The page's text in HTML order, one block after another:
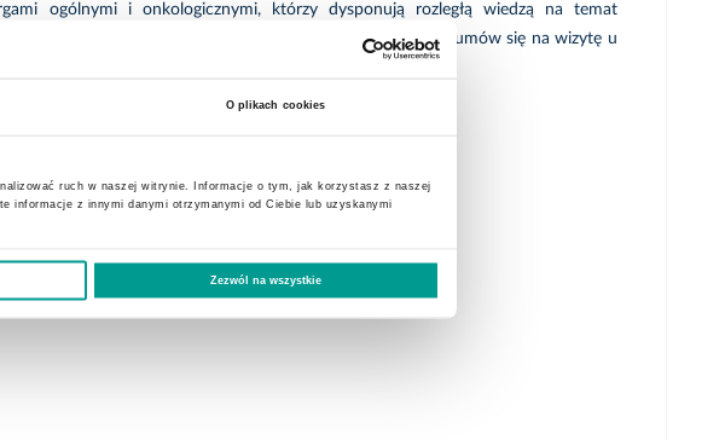
O plikach cookies
ruch w naszej witrynie. Informacje o tym, jak korzystasz z naszej
informacje z innymi danymi otrzymanymi od Ciebie lub uzyskanymi
Zezwól na wszystkie
ogólnymi i onkologicznymi, którzy dysponują rozległą wiedzą na temat
jakiekolwiek niepokojące objawy, zrób krok ku zdrowiu i umów się na wizytę u